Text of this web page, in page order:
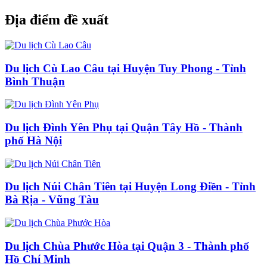
Địa điểm đề xuất
Du lịch Cù Lao Câu tại Huyện Tuy Phong - Tỉnh
Bình Thuận
Du lịch Đình Yên Phụ tại Quận Tây Hồ - Thành
phố Hà Nội
Du lịch Núi Chân Tiên tại Huyện Long Điền - Tỉnh
Bà Rịa - Vũng Tàu
Du lịch Chùa Phước Hòa tại Quận 3 - Thành phố
Hồ Chí Minh